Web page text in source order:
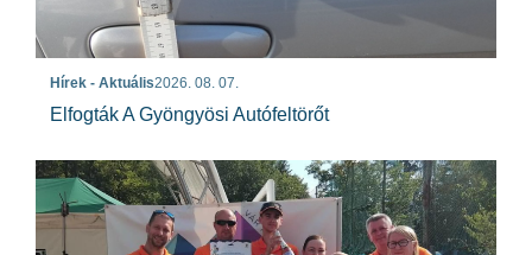
Hírek - Aktuális2026. 08. 07.
Elfogták A Gyöngyösi Autófeltörőt